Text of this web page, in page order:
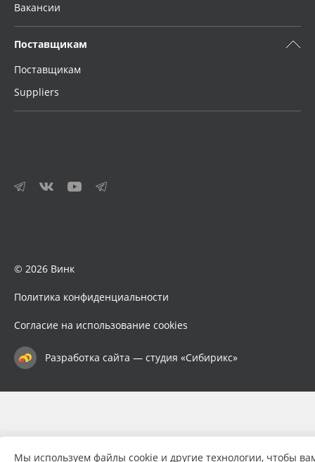
Вакансии
Поставщикам
Поставщикам
Suppliers
© 2026 Винк
Политика конфиденциальности
Согласие на использование cookies
Разработка сайта — студия «Сибирикс»
Мы используем файлы cookie и другие технологии, чтобы